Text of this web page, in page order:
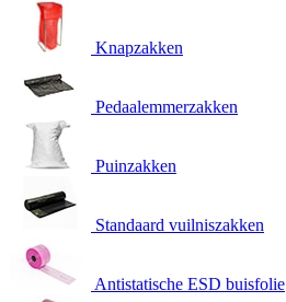
Knapzakken
Pedaalemmerzakken
Puinzakken
Standaard vuilniszakken
Antistatische ESD buisfolie